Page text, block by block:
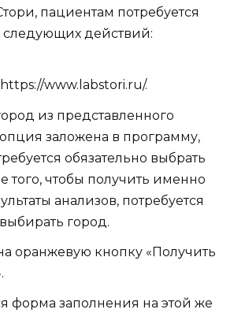
пациентам потребуется
действий:
www.labstori.ru/.
из представленного
заложена в программу,
обязательно выбрать
того, чтобы получить именно
анализов, потребуется
город.
оранжевую кнопку «Получить
форма заполнения на этой же